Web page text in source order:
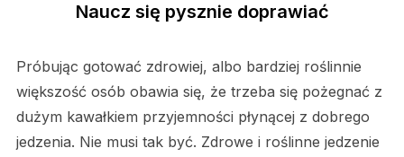
Naucz się pysznie doprawiać
Próbując gotować zdrowiej, albo bardziej roślinnie
większość osób obawia się, że trzeba się pożegnać z
dużym kawałkiem przyjemności płynącej z dobrego
jedzenia. Nie musi tak być. Zdrowe i roślinne jedzenie